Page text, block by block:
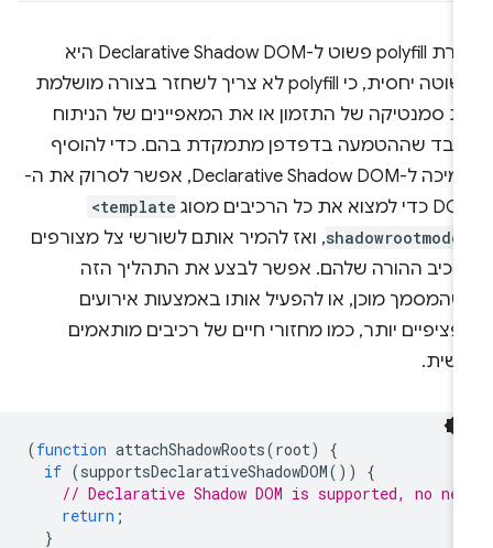
יצירת polyfill פשוט ל-Declarative Shadow DOM היא
פשוטה יחסית, כי polyfill לא צריך לשחזר בצורה מושלמת
סמנטיקה של התזמון או את המאפיינים של הניתוח
שההטמעה בדפדפן מתמקדת בהם. כדי להוסיף
תמיכה ל-Declarative Shadow DOM, אפשר לסרוק את ה-
<template
, ואז להמיר אותם לשורשי צל מצורפים
ההורה שלהם. אפשר לבצע את התהליך הזה
מוכן, או להפעיל אותו באמצעות אירועים
יותר, כמו מחזורי חיים של רכיבים מותאמים
(function attachShadowRoots(root
if (supportsDeclarativeShadowDOM ())
// Declarative Shadow DOM is supported, no
return